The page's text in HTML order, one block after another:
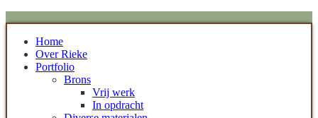
Home
Over Rieke
Portfolio
Brons
Vrij werk
In opdracht